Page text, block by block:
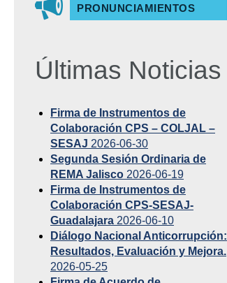
PRONUNCIAMIENTOS
Últimas Noticias
Firma de Instrumentos de
Colaboración CPS – COLJAL –
SESAJ 2026-06-30
Segunda Sesión Ordinaria de
REMA Jalisco 2026-06-19
Firma de Instrumentos de
Colaboración CPS-SESAJ-
Guadalajara 2026-06-10
Diálogo Nacional Anticorrupción:
Resultados, Evaluación y Mejora.
2026-05-25